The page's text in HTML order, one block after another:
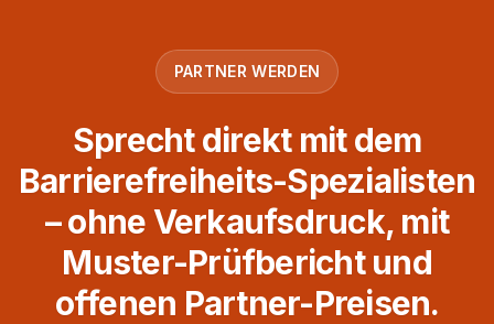
PARTNER WERDEN
Sprecht direkt mit dem
Barrierefreiheits-Spezialisten
– ohne Verkaufsdruck, mit
Muster-Prüfbericht und
offenen Partner-Preisen.